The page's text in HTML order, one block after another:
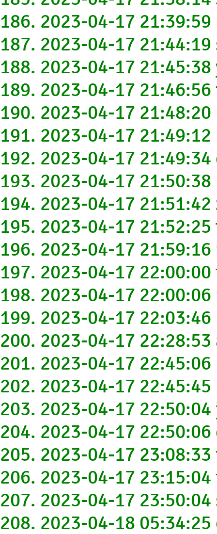
186. 2023-04-17
187. 2023-04-17
188. 2023-04-17
189. 2023-04-17
190. 2023-04-17
191. 2023-04-17
192. 2023-04-17
193. 2023-04-17
194. 2023-04-17
195. 2023-04-17
196. 2023-04-17
197. 2023-04-17
198. 2023-04-17
199. 2023-04-17
200. 2023-04-17
201. 2023-04-17
202. 2023-04-17
203. 2023-04-17
204. 2023-04-17
205. 2023-04-17
206. 2023-04-17
207. 2023-04-17
208. 2023-04-18